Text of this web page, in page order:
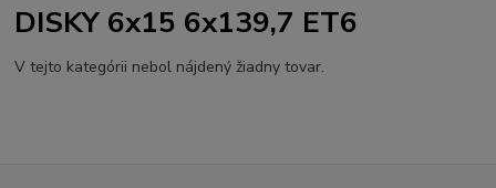
DISKY 6x15 6x139,7 ET6
V tejto kategórii nebol nájdený žiadny tovar.